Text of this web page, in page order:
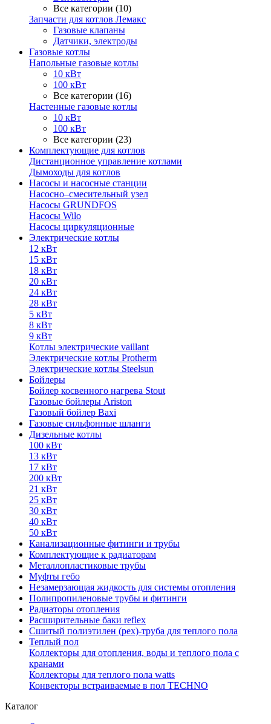
Все категории (10)
Запчасти для котлов Лемакс
Газовые клапаны
Датчики, электроды
Газовые котлы
Напольные газовые котлы
10 кВт
100 кВт
Все категории (16)
Настенные газовые котлы
10 кВт
100 кВт
Все категории (23)
Комплектующие для котлов
Дистанционное управление котлами
Дымоходы для котлов
Насосы и насосные станции
Насосно–смесительный узел
Насосы GRUNDFOS
Насосы Wilo
Насосы циркуляционные
Электрические котлы
12 кВт
15 кВт
18 кВт
20 кВт
24 кВт
28 кВт
5 кВт
8 кВт
9 кВт
Котлы электрические vaillant
Электрические котлы Protherm
Электрические котлы Steelsun
Бойлеры
Бойлер косвенного нагрева Stout
Газовые бойлеры Ariston
Газовый бойлер Baxi
Газовые сильфонные шланги
Дизельные котлы
100 кВт
13 кВт
17 кВт
200 кВт
21 кВт
25 кВт
30 кВт
40 кВт
50 кВт
Канализационные фитинги и трубы
Комплектующие к радиаторам
Металлопластиковые трубы
Муфты гебо
Незамерзающая жидкость для системы отопления
Полипропиленовые трубы и фитинги
Радиаторы отопления
Расширительные баки reflex
Сшитый полиэтилен (pex)-труба для теплого пола
Теплый пол
Коллекторы для отопления, воды и теплого пола с
кранами
Коллекторы для теплого пола watts
Конвекторы встраиваемые в пол TECHNO
Каталог